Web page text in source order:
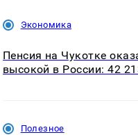
Экономика
Пенсия на Чукотке
высокой в России: 42
Полезное